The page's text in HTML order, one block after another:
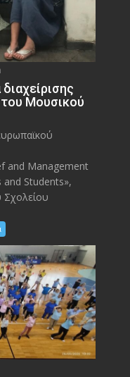
του Μουσικού
and Management
Students»,
Σχολείου